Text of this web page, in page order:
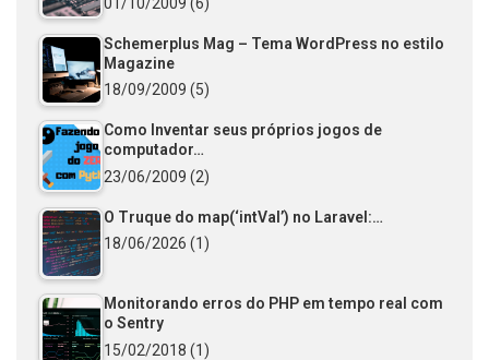
Schemerplus Mag – Tema WordPress no estilo
Magazine
18/09/2009 (5)
Como Inventar seus próprios jogos de
computador…
23/06/2009 (2)
O Truque do map(‘intVal’) no Laravel:…
18/06/2026 (1)
Monitorando erros do PHP em tempo real com
o Sentry
15/02/2018 (1)